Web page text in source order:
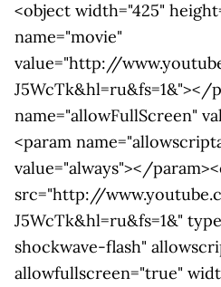
<object width="425"
name="movie"
value="http://
J5WcTk&hl=ru&fs=1&"></
name="allowFullScreen"
<param
value="always"></
src="http://
J5WcTk&hl=ru&fs=1&"
shockwave-flash"
allowfullscreen="true"